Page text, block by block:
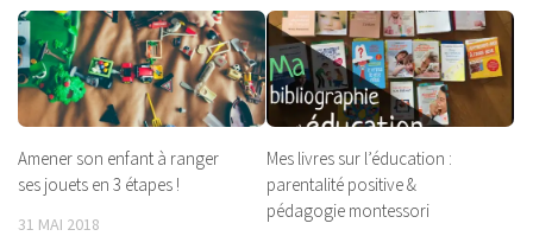
Amener son enfant à ranger
ses jouets en 3 étapes !
31 MAI 2018
Mes livres sur l’éducation :
parentalité positive &
pédagogie montessori